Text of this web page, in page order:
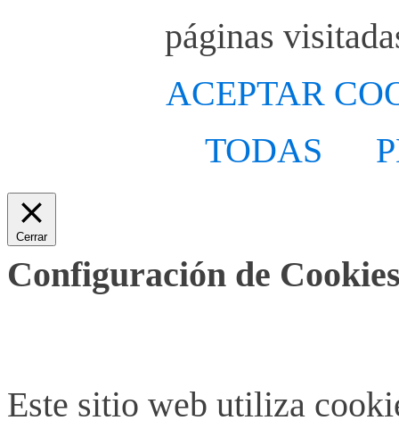
páginas
ACEPTAR
TODAS
Cerrar
Configuración de
Este sitio web utiliza